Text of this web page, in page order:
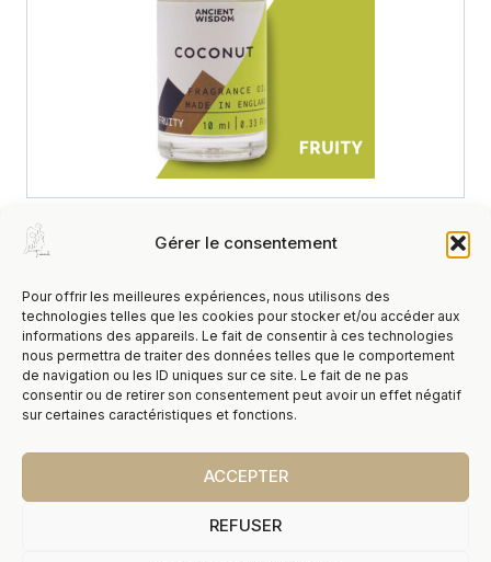
Gérer le consentement
Pour offrir les meilleures expériences, nous utilisons des
technologies telles que les cookies pour stocker et/ou accéder aux
informations des appareils. Le fait de consentir à ces technologies
nous permettra de traiter des données telles que le comportement
de navigation ou les ID uniques sur ce site. Le fait de ne pas
consentir ou de retirer son consentement peut avoir un effet négatif
sur certaines caractéristiques et fonctions.
ACCEPTER
REFUSER
Produits Similaires